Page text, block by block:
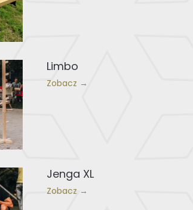
Limbo
Zobacz →
Jenga XL
Zobacz →